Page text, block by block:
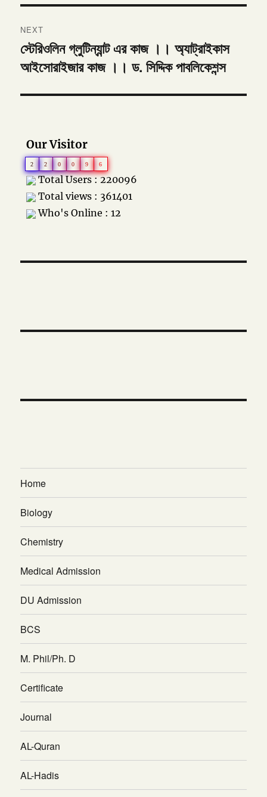
NEXT
Next
post:
স্টেরিওলিন গ্লুটিন্যান্ট এর কাজ ।। অ্যাট্রাইকাস
আইসোরাইজার কাজ ।। ড. সিদ্দিক পাবলিকেশন্স
Our Visitor
2 2 0 0 9 6
Total Users : 220096
Total views : 361401
Who's Online : 12
Home
Biology
Chemistry
Medical Admission
DU Admission
BCS
M. Phil/Ph. D
Certificate
Journal
AL-Quran
AL-Hadis